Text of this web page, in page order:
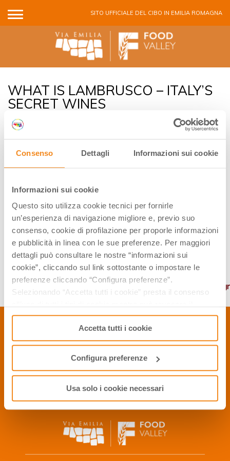
Consenso Dettagli Informazioni sui cookie
Informazioni sui cookie
Questo sito utilizza cookie tecnici per fornirle
un’esperienza di navigazione migliore e, previo suo
consenso, cookie di profilazione per proporle informazioni
e pubblicità in linea con le sue preferenze. Per maggiori
dettagli può consultare le nostre “informazioni sui
cookie”, cliccando sul link sottostante o impostare le
preferenze cliccando “Configura preferenze”.
Selezionando “Accetta tutti i cookie” presta il consenso
consenso cliccando su “Usa solo i cookie necessari” e
saranno attivati i soli cookie tecnici necessari al corretto
funzionamento del sito.
Accetta tutti i cookie
Configura preferenze
Usa solo i cookie necessari
SITO UFFICIALE DEL CIBO IN EMILIA ROMAGNA
WHAT IS LAMBRUSCO – ITALY’S
SECRET WINES
When you think of Italian wines, what do you think of?
More often it is the Tuscan wines, like Sangiovese, Chianti
Maybe you think of Prosecco, or God forbid Santa
Margharita Pinot Grigio. But, do you ever think about
Lambrusco?
CREDITS
Link:
http://www.withhusbandintow.com/lambrusco/?
CONTATTI
Privacy Policy
Cookie Policy
2006, 2016 © APT Servizi S.r.l. - Tutti i diritti riservati